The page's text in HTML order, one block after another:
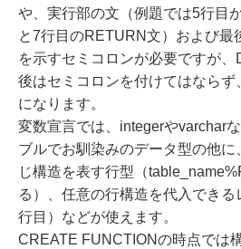
や、実行部の文（例題では5行目
と7行目のRETURN文）および最
を示すセミコロンが必要ですが
後はセミコロンを付けてはならず
になります。
変数宣言では、integerやvarchar
ブルでお馴染みのデータ型の他に
じ構造を表す行型（
る）、任意の行構造を代入でき
行目）などが使えます。
CREATE FUNCTIONの時点では